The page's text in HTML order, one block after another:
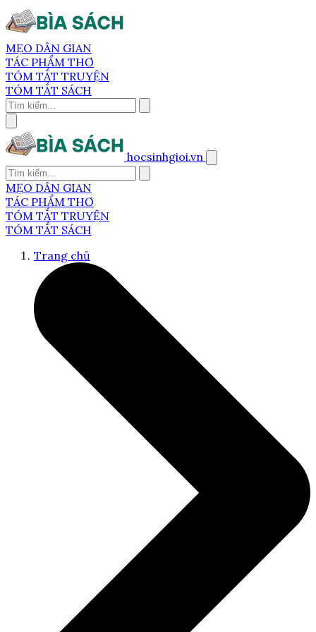
MẸO DÂN GIAN
TÁC PHẨM THƠ
TÓM TẮT TRUYỆN
TÓM TẮT SÁCH
hocsinhgioi.vn
MẸO DÂN GIAN
TÁC PHẨM THƠ
TÓM TẮT TRUYỆN
TÓM TẮT SÁCH
Trang chủ